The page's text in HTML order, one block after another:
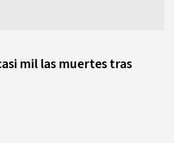
mil las muertes tras